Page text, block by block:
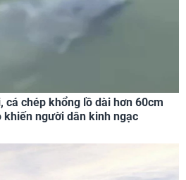
cá chép khổng lồ dài hơn 60cm
khiến người dân kinh ngạc